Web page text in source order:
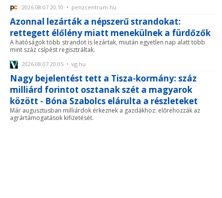
2026.08.07 20:10 • penzcentrum.hu
Azonnal lezárták a népszerű strandokat:
rettegett élőlény miatt menekülnek a fürdőzők
A hatóságok több strandot is lezártak, miután egyetlen nap alatt több
mint száz csípést regisztráltak.
2026.08.07 20:05 • vg.hu
Nagy bejelentést tett a Tisza-kormány: száz
milliárd forintot osztanak szét a magyarok
között - Bóna Szabolcs elárulta a részleteket
Már augusztusban milliárdok érkeznek a gazdákhoz: előrehozzák az
agrártámogatások kifizetését.